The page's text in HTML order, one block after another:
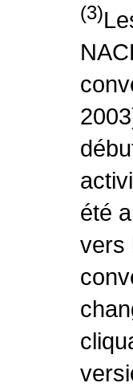
(3)
été
vers